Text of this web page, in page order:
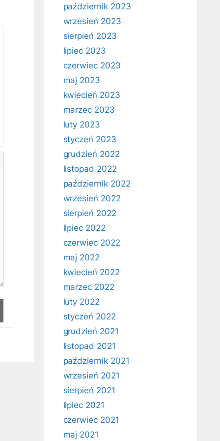
październik 2023
wrzesień 2023
sierpień 2023
lipiec 2023
czerwiec 2023
maj 2023
kwiecień 2023
marzec 2023
luty 2023
styczeń 2023
grudzień 2022
listopad 2022
październik 2022
wrzesień 2022
sierpień 2022
lipiec 2022
czerwiec 2022
maj 2022
kwiecień 2022
marzec 2022
luty 2022
styczeń 2022
grudzień 2021
listopad 2021
październik 2021
wrzesień 2021
sierpień 2021
lipiec 2021
czerwiec 2021
maj 2021